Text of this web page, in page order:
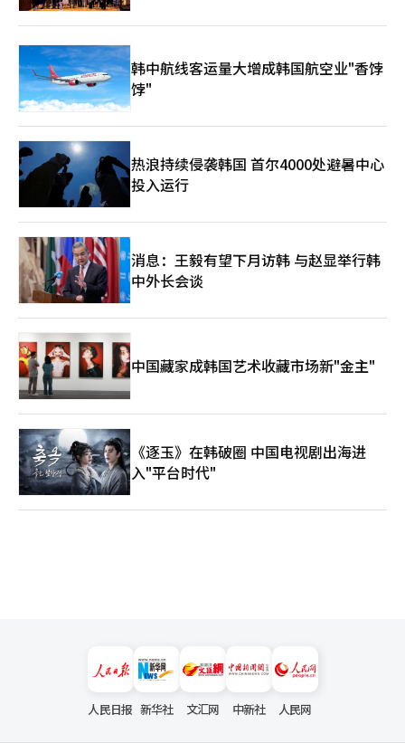
韩中航线客运量大增成韩国航空业"香饽
饽"
热浪持续侵袭韩国 首尔4000处避暑中心
投入运行
消息：王毅有望下月访韩 与赵显举行韩
中外长会谈
中国藏家成韩国艺术收藏市场新"金主"
《逐玉》在韩破圈 中国电视剧出海进
入"平台时代"
人民日报 新华社 文汇网 中新社 人民网